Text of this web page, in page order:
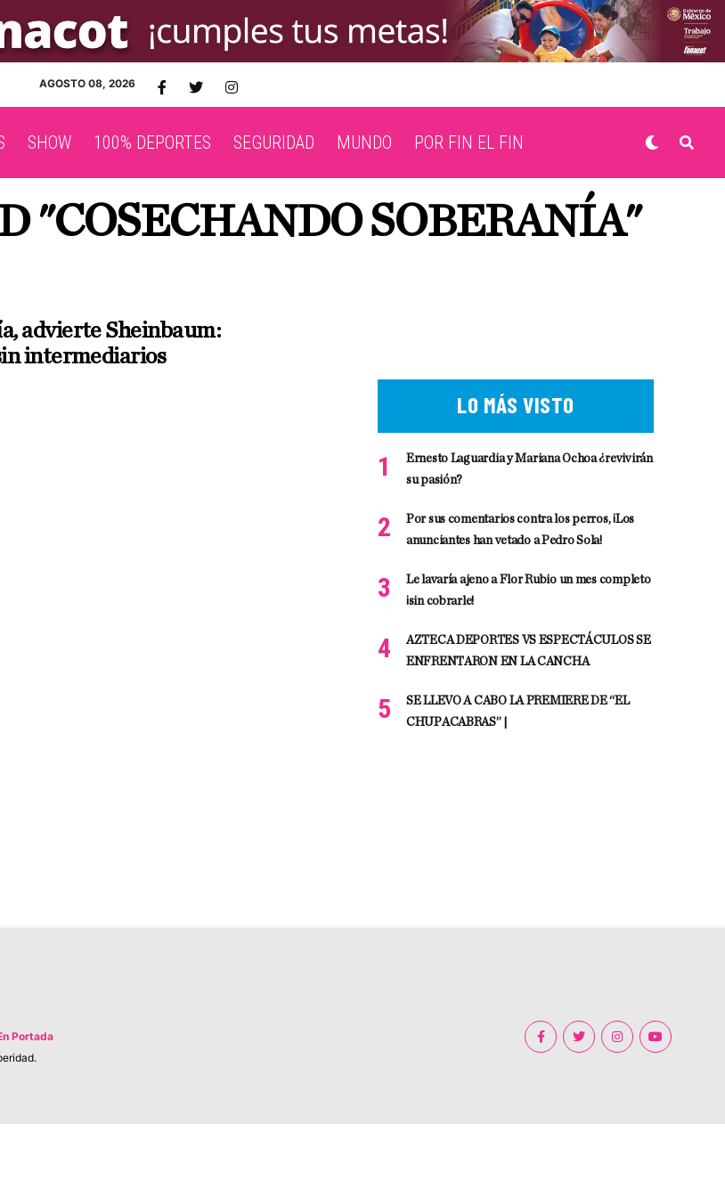
AGOSTO 08, 2026
SHOW 100% DEPORTES SEGURIDAD MUNDO POR FIN EL FIN
"COSECHANDO SOBERANÍA"
advierte Sheinbaum:
intermediarios
LO MÁS VISTO
Ernesto Laguardia y Mariana Ochoa ¿revivirán
su pasión?
Por sus comentarios contra los perros, ¡Los
anunciantes han vetado a Pedro Sola!
Le lavaría ajeno a Flor Rubio un mes completo
¡sin cobrarle!
AZTECA DEPORTES VS ESPECTÁCULOS SE
ENFRENTARON EN LA CANCHA
SE LLEVO A CABO LA PREMIERE DE “EL
CHUPACABRAS” |
Portada